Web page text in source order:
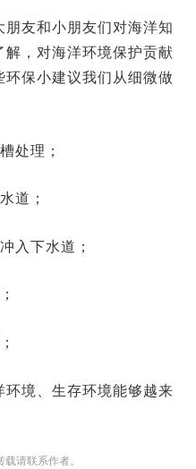
友和小朋友们对海洋知
，对海洋环境保护贡献
环保小建议我们从细微做
处理；
道；
入下水道；
境、生存环境能够越来
请联系作者。